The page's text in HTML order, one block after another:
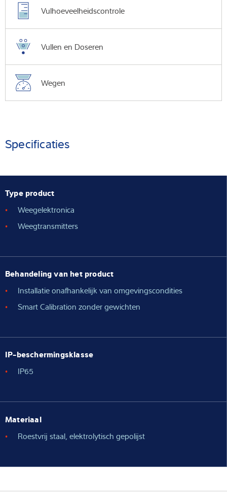
Vulhoeveelheidscontrole
Vullen en Doseren
Wegen
Specificaties
Type product
Weegelektronica
Weegtransmitters
Behandeling van het product
Installatie onafhankelijk van omgevingscondities
Smart Calibration zonder gewichten
IP-beschermingsklasse
IP65
Materiaal
Roestvrij staal, elektrolytisch gepolijst